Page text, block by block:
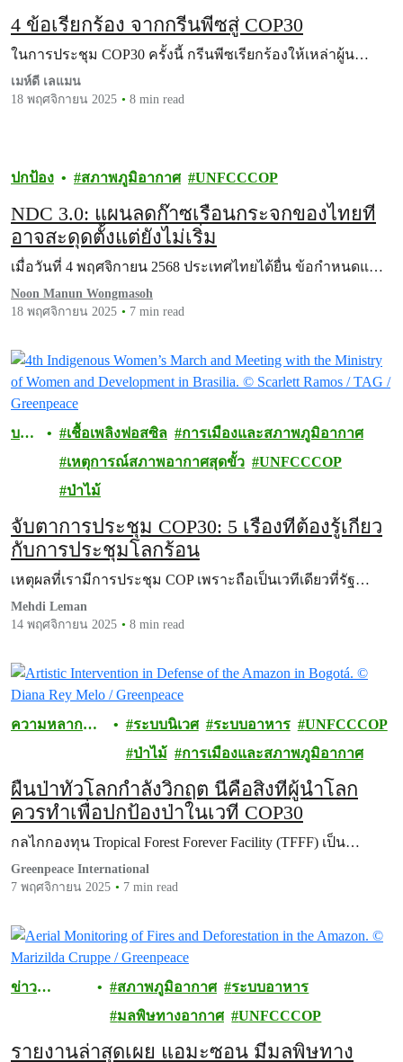
4 ข้อเรียกร้อง จากกรีนพีซสู่ COP30
ในการประชุม COP30 ครั้งนี้ กรีนพีซเรียกร้องให้เหล่าผู้น…
เมห์ดี เลแมน
18 พฤศจิกายน 2025
8 min read
ปกป้อง สภาพภูมิอากาศ UNFCCCOP
NDC 3.0: แผนลดก๊าซเรือนกระจกของไทยที่
อาจสะดุดตั้งแต่ยังไม่เริ่ม
เมื่อวันที่ 4 พฤศจิกายน 2568 ประเทศไทยได้ยื่น ข้อกำหนดแ…
Noon Manun Wongmasoh
18 พฤศจิกายน 2025
7 min read
บทค
เชื้อเพลิงฟอสซิล
การเมืองและสภาพภูมิอากาศ
เหตุการณ์สภาพอากาศสุดขั้ว
UNFCCCOP
ป่าไม้
จับตาการประชุม COP30: 5 เรื่องที่ต้องรู้เกี่ยว
กับการประชุมโลกร้อน
เหตุผลที่เรามีการประชุม COP เพราะถือเป็นเวทีเดียวที่รัฐ…
Mehdi Leman
14 พฤศจิกายน 2025
8 min read
ความหลาก
ระบบนิเวศ ระบบอาหาร
UNFCCCOP
ป่าไม้
การเมืองและสภาพภูมิอากาศ
ผืนป่าทั่วโลกกำลังวิกฤต นี่คือสิ่งที่ผู้นำโลก
ควรทำเพื่อปกป้องป่าในเวที COP30
กลไกกองทุน Tropical Forest Forever Facility (TFFF) เป็น…
Greenpeace International
7 พฤศจิกายน 2025
7 min read
ข่าว
สภาพภูมิอากาศ
ระบบอาหาร
มลพิษทางอากาศ
UNFCCCOP
รายงานล่าสุดเผย แอมะซอน มีมลพิษทาง